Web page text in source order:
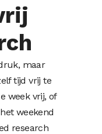
maar
tijd vrij te
week vrij, of
weekend
research